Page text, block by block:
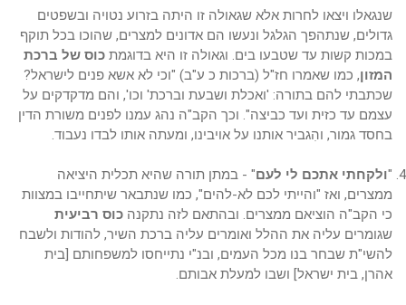
שנגאלו ויצאו לחרות אלא שגאולה זו היתה בזרוע נטויה ובשפטים
גדולים, שנתהפך הגלגל ונעשו הם אדונים למצרים, שהוכו בכל תוקף
במכות קשות עד שטבעו בים. וגאולה זו היא בדוגמת כוס של ברכת
המזון, כמו שאמרו חז"ל (ברכות כ ע"ב) "וכי לא אשא פנים לישראל?
שכתבתי להם בתורה: 'ואכלת ושבעת וברכת' וכו', והם מדקדקים על
עצמם עד כזית ועד כביצה". וכך הקב"ה נהג עמנו לפנים משורת הדין
בחסד גמור, והִגביר אותנו על אויבינו, ומעתה אותו לבדו נעבוד.
"ולקחתי אתכם לי לעם" - במתן תורה שהיא תכלית היציאה
ממצרים, ואז "והייתי לכם לא-להים", כמו שנתבאר שיתחייבו במצוות
כי הקב"ה הוציאם ממצרים. ובהתאם לזה נתקנה כוס רביעית
שגומרים עליה את ההלל ואומרים עליה ברכת השיר, להודות ולשבח
להשי"ת שבחר בנו מכל העמים, ובנ"י נתייחסו למשפחותם [בית
אהרן, בית ישראל] ושבו למעלת אבותם.